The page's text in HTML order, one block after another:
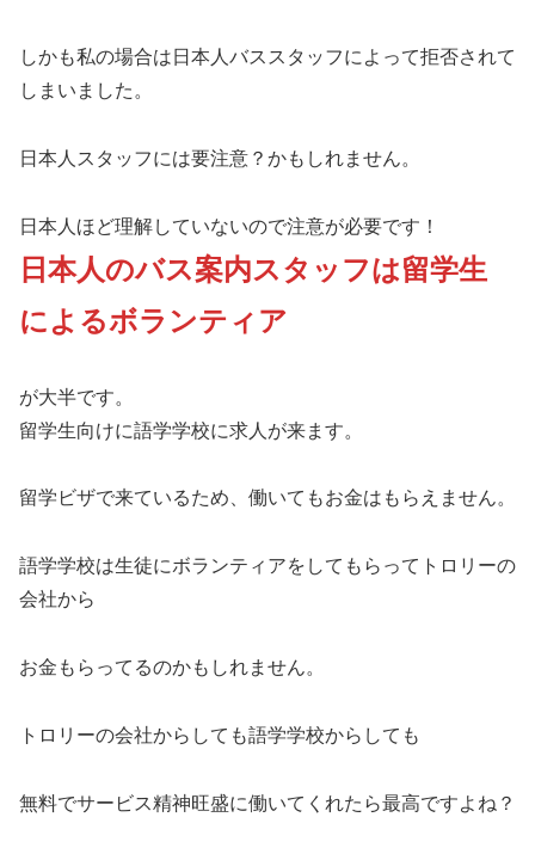
しかも私の場合は日本人バススタッフによって拒否されて
しまいました。
日本人スタッフには要注意？かもしれません。
日本人ほど理解していないので注意が必要です！
日本人のバス案内スタッフは留学生
によるボランティア
が大半です。
留学生向けに語学学校に求人が来ます。
留学ビザで来ているため、働いてもお金はもらえません。
語学学校は生徒にボランティアをしてもらってトロリーの
会社から
お金もらってるのかもしれません。
トロリーの会社からしても語学学校からしても
無料でサービス精神旺盛に働いてくれたら最高ですよね？